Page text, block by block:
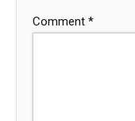
Comment *